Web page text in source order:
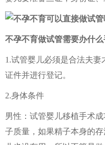
不孕不育做试管需要办什么
1.试管婴儿必须是合法夫
证件并进行登记。
2.身体条件
男性：试管婴儿移植手术
子质量，如果精子本身的